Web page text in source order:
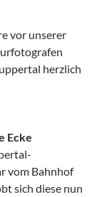
vor unserer
herzlich
Ecke
vom Bahnhof
sich diese nun